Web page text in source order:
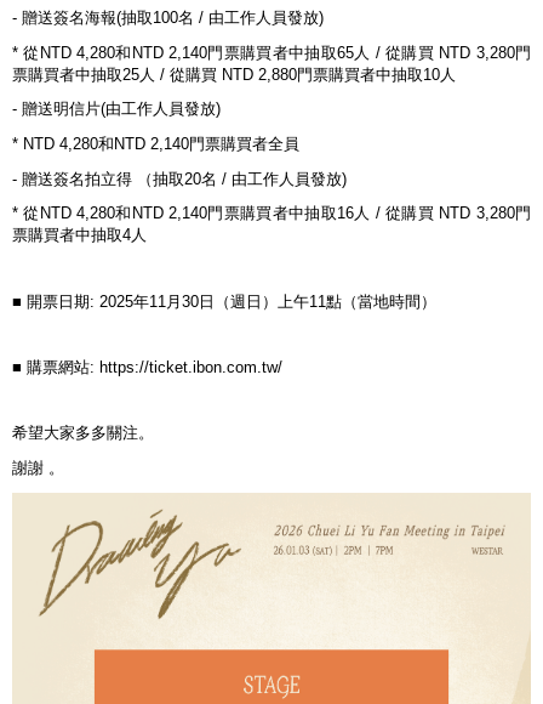
- 贈送簽名海報(抽取100名 / 由工作人員發放)
*從 NTD 4,280和 NTD 2,140門票購買者中抽取65人 /從購買 NTD 3,280門
票購買者中抽取25 人 / 從購買 NTD 2,880門票購買者中抽取10 人
- 贈送明信片(由工作人員發放)
* NTD 4,280和 NTD 2,140門票購買者全員
- 贈送簽名拍立得 （抽取20名 / 由工作人員發放)
*從 NTD 4,280和 NTD 2,140門票購買者中抽取16人 /從購買 NTD 3,280門
票購買者中抽取4人
■ 開票日期: 2025年11 月30日（週日）上午11點（當地時間）
■ 購票網站: https://ticket.ibon.com.tw/
希望大家多多關注。
謝謝 。